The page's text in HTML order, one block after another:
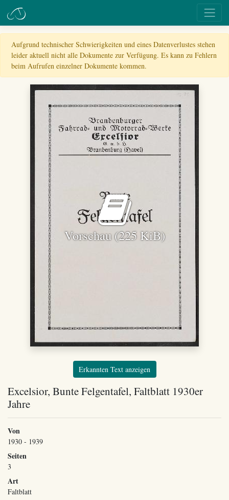
Aufgrund technischer Schwierigkeiten und eines Datenverlustes stehen
leider aktuell nicht alle Dokumente zur Verfügung. Es kann zu Fehlern
beim Aufrufen einzelner Dokumente kommen.
Vorschau (225 KiB)
Erkannten Text anzeigen
Excelsior, Bunte Felgentafel, Faltblatt 1930er
Jahre
Von
1930 - 1939
Seiten
3
Art
Faltblatt